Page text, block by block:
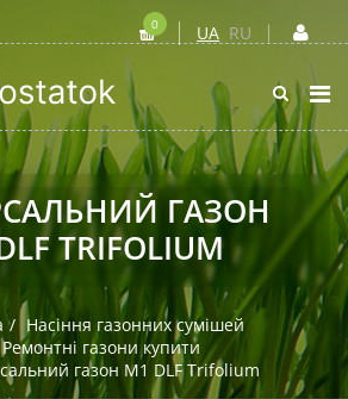
UA RU
0
ГАЗОН
TRIFOLIUM
Насіння газонних сумішей
Ремонтні газони купити
газон M1 DLF Trifolium